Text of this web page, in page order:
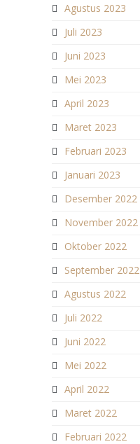
Agustus 2023
Juli 2023
Juni 2023
Mei 2023
April 2023
Maret 2023
Februari 2023
Januari 2023
Desember 2022
November 2022
Oktober 2022
September 2022
Agustus 2022
Juli 2022
Juni 2022
Mei 2022
April 2022
Maret 2022
Februari 2022